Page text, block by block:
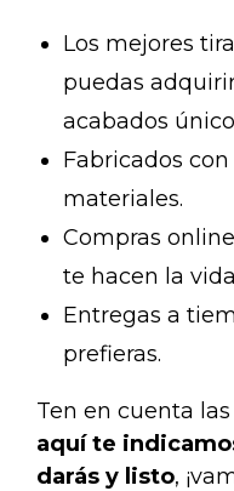
Los mejores
puedas
acabados
Fabricados
materiales.
Compras
te hacen la
Entregas a
prefieras.
Ten en cuenta las
aquí te
darás y listo,